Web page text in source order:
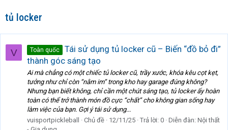
tủ locker
V Toàn quốc
Tái sử dụng tủ locker cũ – Biến “đồ bỏ đi”
thành góc sáng tạo
Ai mà chẳng có một chiếc tủ locker cũ, trầy xước, khóa kêu cọt kẹt,
tưởng như chỉ còn “nằm im” trong kho hay garage đúng không?
Nhưng bạn biết không, chỉ cần một chút sáng tạo, tủ locker ấy hoàn
toàn có thể trở thành món đồ cực “chất” cho không gian sống hay
làm việc của bạn. Gợi ý tái sử dụng...
vuisportpickleball
Chủ đề 12/11/25 Trả lời: 0 Diễn đàn: Nội thất